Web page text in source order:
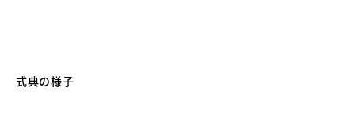
式典の様子